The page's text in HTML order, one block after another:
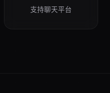
支持聊天平台